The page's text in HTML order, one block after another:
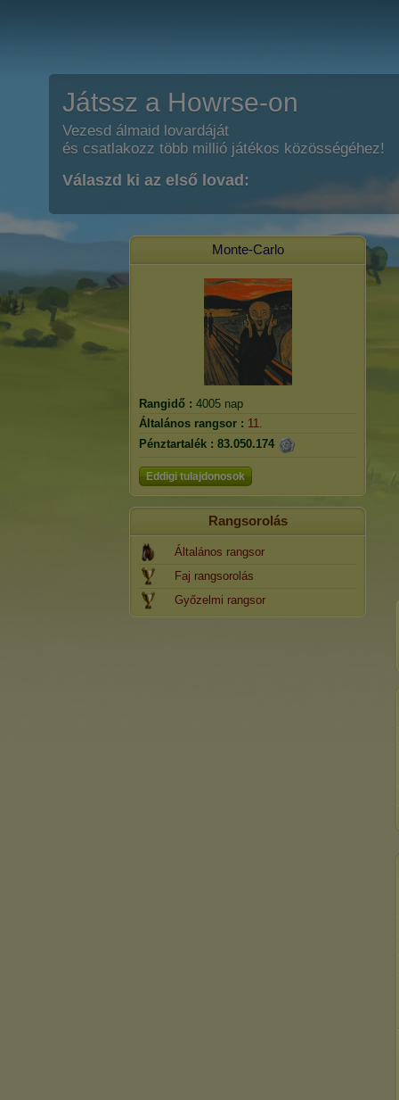
Játssz a Howrse-on
Vezesd álmaid lovardáját
és csatlakozz több millió játékos közösségéhez!
Válaszd ki az első lovad:
Monte-Carlo
Rangidő : 4005 nap
Általános rangsor : 11.
Pénztartalék : 83.050.174
Eddigi tulajdonosok
Rangsorolás
Általános rangsor
Faj rangsorolás
Győzelmi rangsor